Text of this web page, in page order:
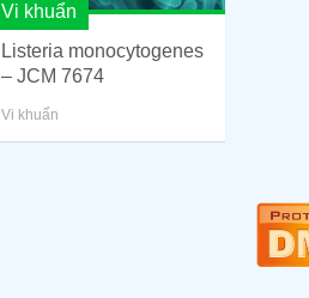
Vi khuẩn
Listeria monocytogenes
– JCM 7674
Vi khuẩn